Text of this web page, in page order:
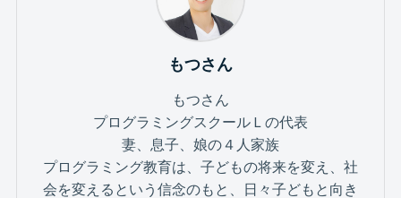
もつさん
もつさん
プログラミングスクールＬの代表
妻、息子、娘の４人家族
プログラミング教育は、子どもの将来を変え、社
会を変えるという信念のもと、日々子どもと向き